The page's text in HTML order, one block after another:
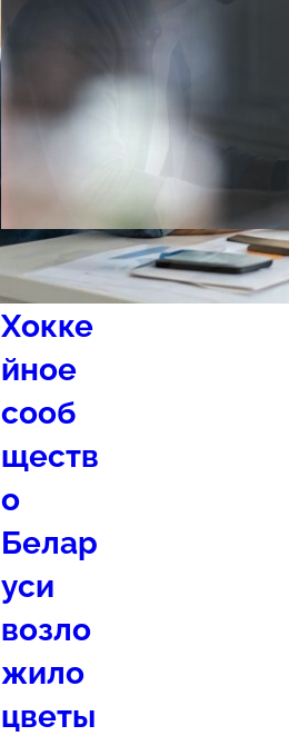
Спорт
Хокке
йное
сооб
ществ
о
Белар
уси
возло
жило
цветы